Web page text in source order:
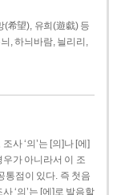
(希望), 유희(遊戱) 등
, 하늬바람, 늴리리,
사 ‘의’는 [의]나 [에]
가 아니라서 이 조
통점이 있다. 즉 첫음
‘의’는 [에]로 발음할